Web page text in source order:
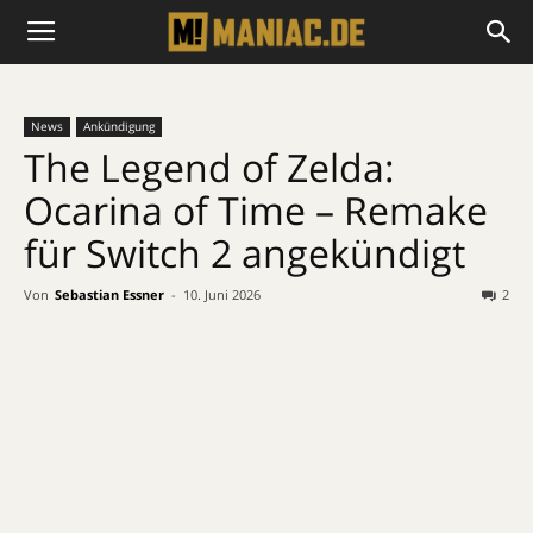
News Ankündigung
The Legend of Zelda:
Ocarina of Time – Remake
für Switch 2 angekündigt
Von Sebastian Essner - 10. Juni 2026 2